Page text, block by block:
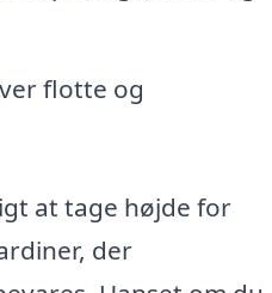
flotte og
at tage højde for
der